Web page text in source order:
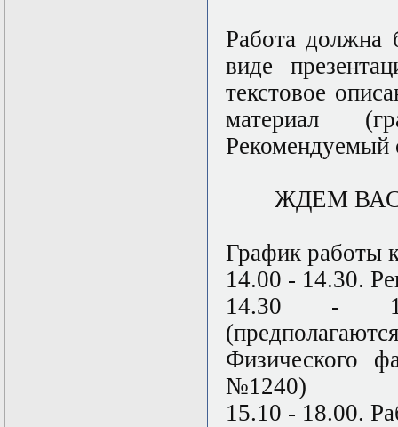
Работа должна
виде
текстовое
материал
Рекомендуемый
ЖДЕМ
График работы
14.00 - 14.30.
14.30 -
Физического
№1240)
15.10 - 18.00.